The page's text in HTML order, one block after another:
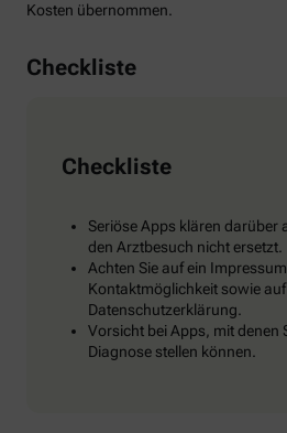
Kosten übernommen.
Checkliste
Checkliste
Seriöse Apps klären darüber
den Arztbesuch nicht ersetzt.
Achten Sie auf ein
Kontaktmöglichkeit sowie
Datenschutzerklärung.
Vorsicht bei Apps, mit denen
Diagnose stellen können.